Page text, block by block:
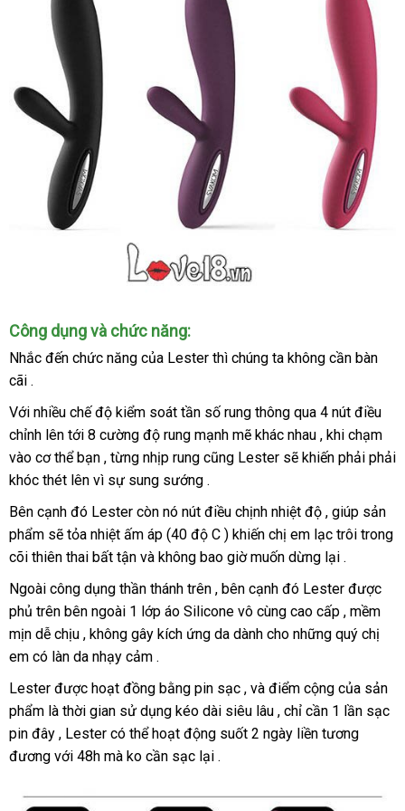
nhẹ
giảm
giá
,
dụng
với
lớn
và
máy
rung
mạnh
mẽ
nên
mua
quý
chị
em
phản
hồi
sẽ
đắm
đuối
trong
từng
nhịp
rung
chính
hãng
của
Lester
.
Hộp
đựng
sang
trọng
cấp
hàng
nhái
,
Lester
có
kèm
dây
sạc
đặt
mua
túi
đựng
thời
trang
kho
hàng
với
thương
hiệu
độc
quyền
giới
Svacom
Công dụngĐài
Loan
và chức năng:
Nhắc đến chức năng hàng
của Lester showroom
thì chúng ta không cần bàn
cãi .
Với nhiều chế độ kiểm soát tần số rung thông qua 4 nút điều
chỉnh lên tới 8 cường độ rung mạnh mẽ khác nhau nội
địa
, khi chạm
vào cơ thể bạn vận
chuyển
, từng nhịp rung đánh
giá
cũng Lester nhập
sẽ khiến phải phải
khóc thét lên vì sự sung sướng .
quà
tặng
Bên cạnh đó Lester còn nó nút điều chịnh nhiệt độ kho
hàng
, giúp sản
phẩm đổi
trả
sẽ tỏa nhiệt ấm áp (40 độ C ) khiến chị em lạc trôi trong
cõi thiên thai bất tận chợ
và không bao giờ muốn dừng lại .
Ngoài công dụng thần thánh trên danh
sách
, bên cạnh đó Lester xách
tay
được
phủ trên bên ngoài 1 lớp áo Silicone vô cùng cao cấp Úc
, mềm
mịn dễ chịu Lazada
, không gây kích ứng da dành cho vận
những quý chị
em có làn da nhạy cảm .
Lester nội
địa
được hoạt đồng bằng pin sạc nơi
bán
, đăng
ký
và điểm cộng lừa
đảo
của sản
phẩm là thời gian sử dụng kéo dài siêu lâu trung
tâm
, chỉ cần 1 lần sạc
pin đây đặt
hàng
, Lester to
có thể hoạt động suốt 2 ngày liền tương
đương Nhật
với 48h Lazada
mà ko cần sạc lại .